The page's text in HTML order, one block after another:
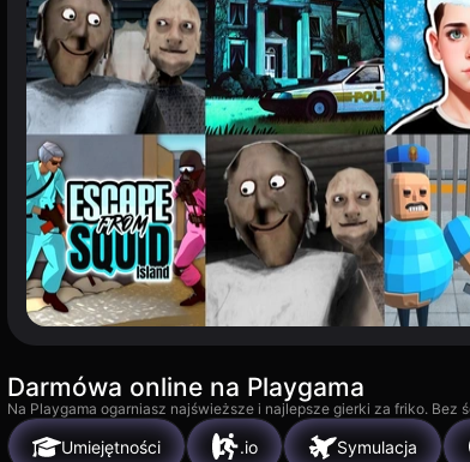
Darmówa online na Playgama
Na Playgama ogarniasz najświeższe i najlepsze gierki za friko.
Umiejętności .io Symulacja